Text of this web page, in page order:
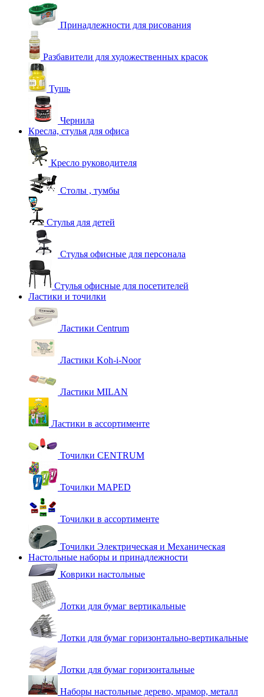
Принадлежности для рисования
Разбавители для художественных красок
Тушь
Чернила
Кресла, стулья для офиса
Кресло руководителя
Столы , тумбы
Стулья для детей
Стулья офисные для персонала
Стулья офисные для посетителей
Ластики и точилки
Ластики Centrum
Ластики Koh-i-Noor
Ластики MILAN
Ластики в ассортименте
Точилки CENTRUM
Точилки MAPED
Точилки в ассортименте
Точилки Электрическая и Механическая
Настольные наборы и принадлежности
Коврики настольные
Лотки для бумаг вертикальные
Лотки для бумаг горизонтально-вертикальные
Лотки для бумаг горизонтальные
Наборы настольные дерево, мрамор, металл